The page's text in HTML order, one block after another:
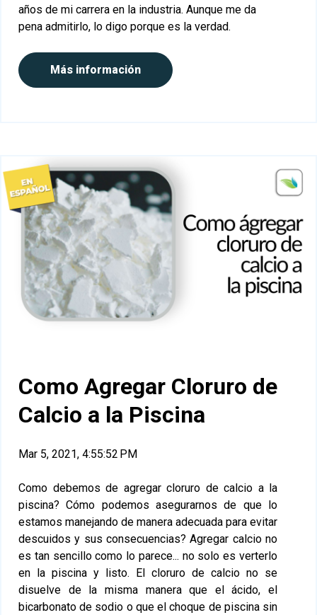
años de mi carrera en la industria. Aunque me da
pena admitirlo, lo digo porque es la verdad.
Más información
Como Agregar Cloruro de
Calcio a la Piscina
Mar 5, 2021, 4:55:52 PM
Como debemos de agregar cloruro de calcio a la
piscina? Cómo podemos asegurarnos de que lo
estamos manejando de manera adecuada para evitar
descuidos y sus consecuencias? Agregar calcio no
es tan sencillo como lo parece... no solo es verterlo
en la piscina y listo. El cloruro de calcio no se
disuelve de la misma manera que el ácido, el
bicarbonato de sodio o que el choque de piscina sin